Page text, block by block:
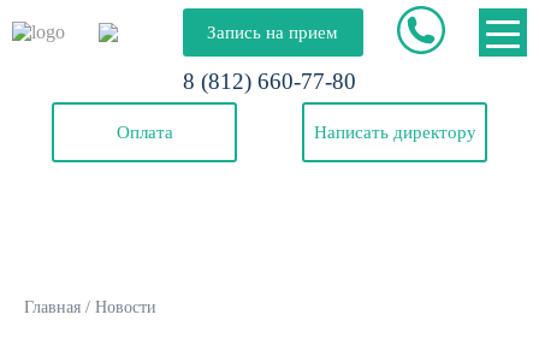
Оплата Написать директору
8 (812) 660-77-80
Запись на прием
Главная / Новости